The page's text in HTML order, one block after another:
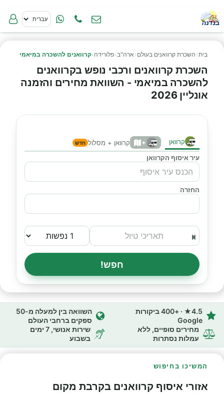
בית› השכרת קרוואנים בעולם › ארה"ב›פלורידה ›קרוואנים להשכרה במיאמי
השכרת קרוואנים ורכבי נופש בקרוואנים
להשכרה במיאמי - השוואת מחירים והזמנה
אונליין 2026
קרוואן + קרוואן + מסלול חדש
עיר איסוף הקרוואן
החזרה
חפש!
4.5★ · +400 ביקורות
Google
השוואה בין למעלה מ-50
ספקים ברחבי העולם
מחירים סופיים, ללא
עמלות נסתרות
שירות אנושי, 7 ימים
בשבוע
המשיכו בחיפוש
אזורי איסוף קרוואנים בקרבת מקום